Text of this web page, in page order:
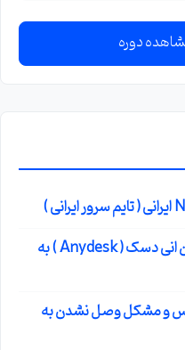
دوره
مشکل متصل نشدن انی دسک ( Anydesk ) به
و مشکل وصل نشدن به